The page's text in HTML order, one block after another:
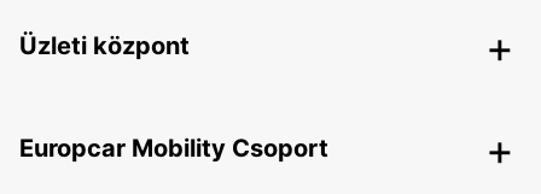
Üzleti központ
Europcar Mobility Csoport